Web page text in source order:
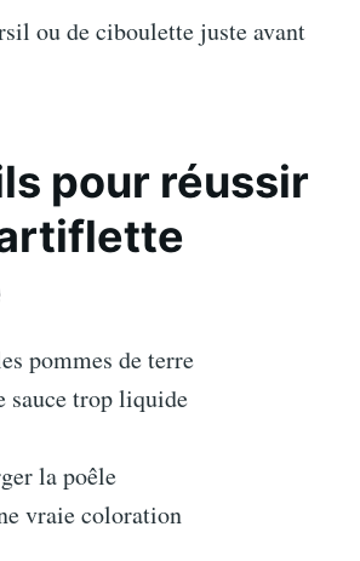
ou de ciboulette juste avant
pour réussir
pommes de terre
sauce trop liquide
la poêle
vraie coloration